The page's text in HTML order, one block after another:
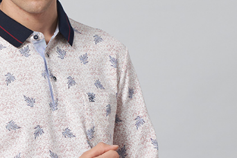
每筆NT$80，滿NT$1,200(含以上)免運費